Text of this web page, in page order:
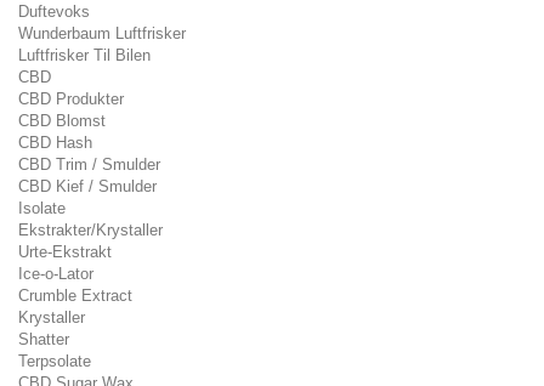
Duftevoks
Wunderbaum Luftfrisker
Luftfrisker Til Bilen
CBD
CBD Produkter
CBD Blomst
CBD Hash
CBD Trim / Smulder
CBD Kief / Smulder
Isolate
Ekstrakter/Krystaller
Urte-Ekstrakt
Ice-o-Lator
Crumble Extract
Krystaller
Shatter
Terpsolate